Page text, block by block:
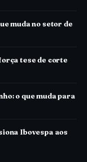
muda no setor de
tese de corte
o que muda para
Ibovespa aos